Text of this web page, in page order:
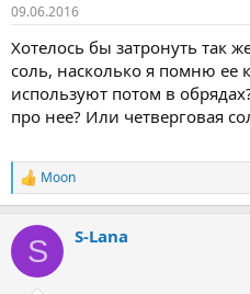
09.06.2016
Хотелось бы затронуть так
соль, насколько я помню ее
используют потом в
про нее? Или четверговая
Р
е
к
и
Moon
S S-Lana